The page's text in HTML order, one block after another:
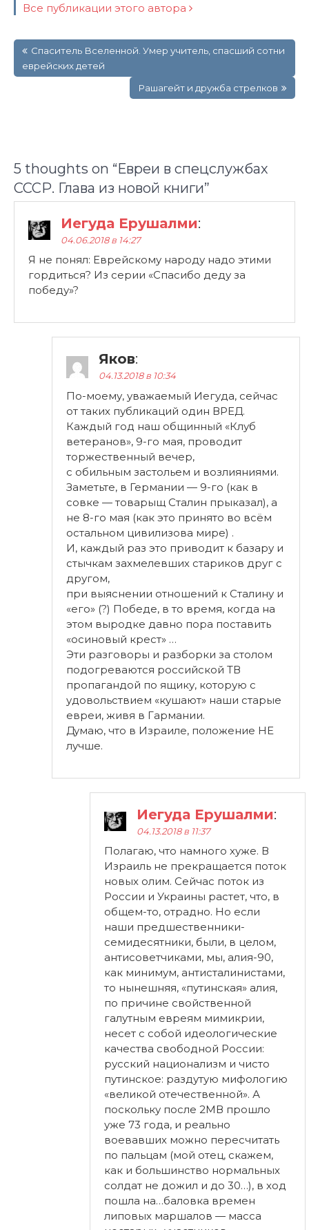
Все публикации этого автора
по
записям
Cпаситель Вселенной. Умер учитель, спасший сотни
еврейских детей
Рашагейт и дружба стрелков
5 thoughts on “Евреи в спецслужбах
СССР. Глава из новой книги”
Иегуда Ерушалми:
04.06.2018 в 14:27
Я не понял: Еврейскому народу надо этими
гордиться? Из серии «Спасибо деду за
победу»?
Яков:
04.13.2018 в 10:34
По-моему, уважаемый Иегуда, сейчас
от таких публикаций один ВРЕД.
Каждый год наш общинный «Клуб
ветеранов», 9-го мая, проводит
торжественный вечер,
с обильным застольем и возлияниями.
Заметьте, в Германии — 9-го (как в
совке — товарыщ Сталин прыказал), а
не 8-го мая (как это принято во всём
остальном цивилизова мире) .
И, каждый раз это приводит к базару и
стычкам захмелевших стариков друг с
другом,
при выяснении отношений к Сталину и
«его» (?) Победе, в то время, когда на
этом выродке давно пора поставить
«осиновый крест» …
Эти разговоры и разборки за столом
подогреваются российской ТВ
пропагандой по ящику, которую с
удовольствием «кушают» наши старые
евреи, живя в Гармании.
Думаю, что в Израиле, положение НЕ
лучше.
Иегуда Ерушалми:
04.13.2018 в 11:37
Полагаю, что намного хуже. В
Израиль не прекращается поток
новых олим. Сейчас поток из
России и Украины растет, что, в
общем-то, отрадно. Но если
наши предшественники-
семидесятники, были, в целом,
антисоветчиками, мы, алия-90,
как минимум, антисталинистами,
то нынешняя, «путинская» алия,
по причине свойственной
галутным евреям мимикрии,
несет с собой идеологические
качества свободной России:
русский национализм и чисто
путинское: раздутую мифологию
«великой отечественной». А
поскольку после 2МВ прошло
уже 73 года, и реально
воевавших можно пересчитать
по пальцам (мой отец, скажем,
как и большинство нормальных
солдат не дожил и до 30…), в ход
пошла на…баловка времен
липовых маршалов — масса